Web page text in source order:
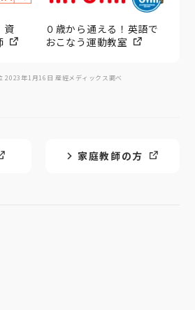
資
０歳から通える！英語で
おこなう運動教室
年1月16日 産經メディックス調べ
家庭教師の方